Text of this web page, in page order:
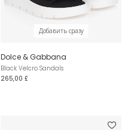
Добавить сразу
Dolce & Gabbana
Black Velcro Sandals
265,00 £